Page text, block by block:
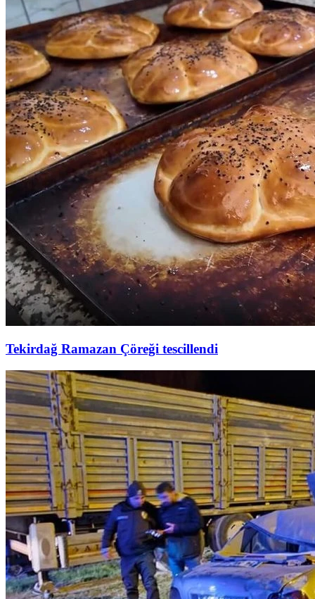
Tekirdağ Ramazan Çöreği tescillendi